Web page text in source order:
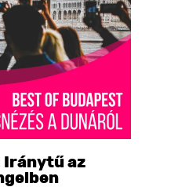
Iránytű az